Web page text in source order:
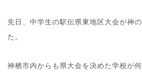
先日、中学生の駅伝県東地区大会が神
た。
神栖市内からも県大会を決めた学校が何